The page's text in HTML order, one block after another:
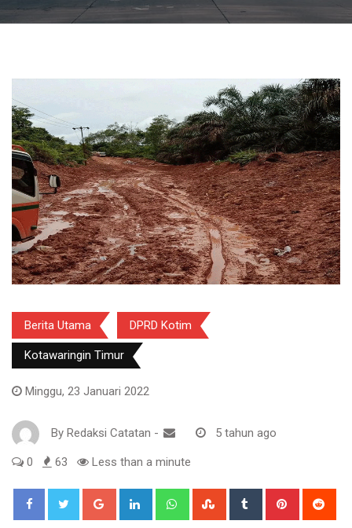
Berita Utama DPRD Kotim
Kotawaringin Timur
Minggu, 23 Januari 2022
By Redaksi Catatan - 5 tahun ago
0 63 Less than a minute
Google+ LinkedIn WhatsappStumbleUpon
Tumblr Pinterest